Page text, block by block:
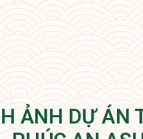
ẢNH DỰ ÁN